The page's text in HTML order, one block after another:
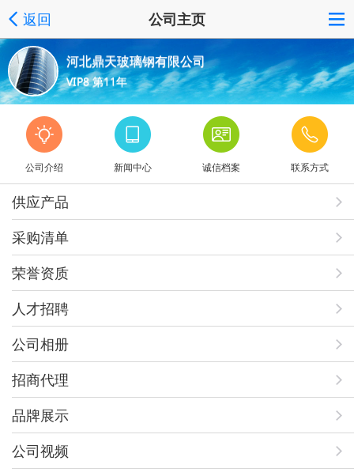
返回 公司主页
河北鼎天玻璃钢有限公司
VIP8 第11年
公司介绍 新闻中心 诚信档案 联系方式
供应产品
采购清单
荣誉资质
人才招聘
公司相册
招商代理
品牌展示
公司视频